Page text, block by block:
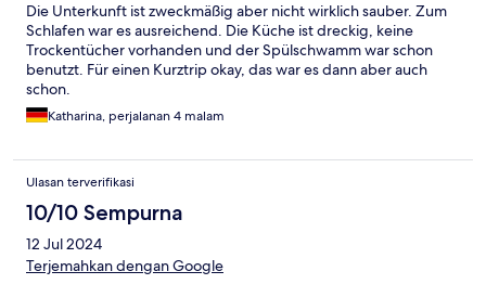
Die Unterkunft ist zweckmäßig aber nicht wirklich sauber. Zum
Schlafen war es ausreichend. Die Küche ist dreckig, keine
Trockentücher vorhanden und der Spülschwamm war schon
benutzt. Für einen Kurztrip okay, das war es dann aber auch
schon.
Katharina, perjalanan 4 malam
Ulasan terverifikasi
10/10 Sempurna
12 Jul 2024
Terjemahkan dengan Google